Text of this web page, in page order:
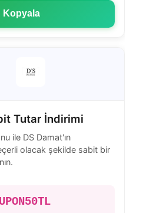
Kopyala
Tutar İndirimi
ile DS Damat'ın
olacak şekilde sabit bir